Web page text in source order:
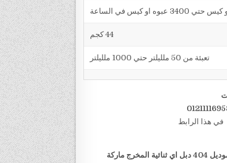
44 كجم
تعبئة من 50 ملليلتر حتي 1000 ملليلتر
في هذا الرابط
موديل 404 دبل اي ثنائية المخرج ماركة